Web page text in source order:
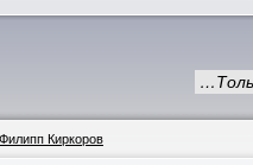
Филипп Киркоров